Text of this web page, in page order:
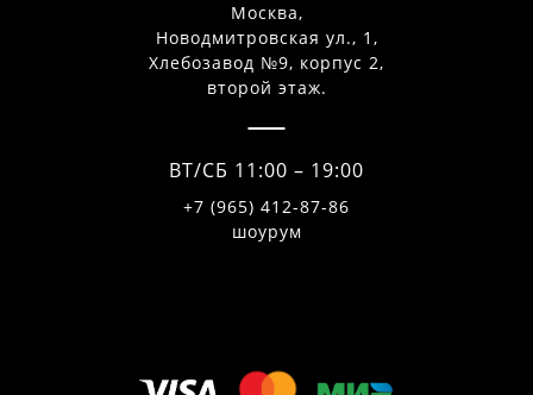
Москва,
Новодмитровская ул., 1,
Хлебозавод №9, корпус 2,
второй этаж.
ВТ/СБ 11:00 – 19:00
+7 (965) 412-87-86
шоурум